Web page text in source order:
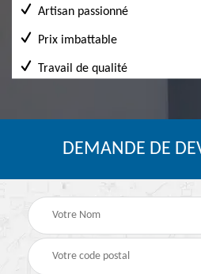
Artisan passionné
Prix imbattable
Travail de qualité
DEMANDE DE